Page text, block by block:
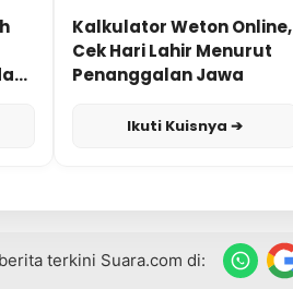
Kalkulator Weton Online,
Cek Hari Lahir Menurut
Penanggalan Jawa
Ikuti Kuisnya ➔
terkini Suara.com di: